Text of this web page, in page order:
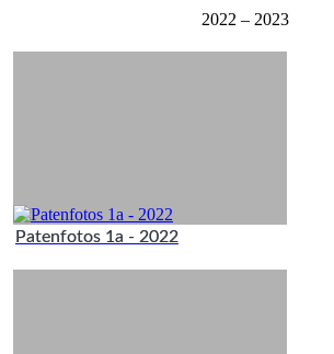
2022 – 2023
Patenfotos 1a - 2022